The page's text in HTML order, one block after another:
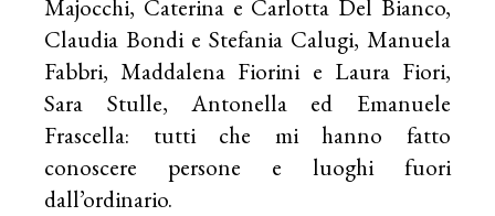
Majocchi, Caterina e Carlotta Del Bianco,
Claudia Bondi e Stefania Calugi, Manuela
Fabbri, Maddalena Fiorini e Laura Fiori,
Sara Stulle, Antonella ed Emanuele
Frascella: tutti che mi hanno fatto
conoscere persone e luoghi fuori
dall’ordinario.